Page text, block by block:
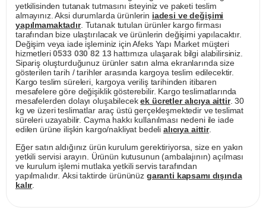
yetkilisinden tutanak tutmasını isteyiniz ve paketi teslim
almayınız. Aksi durumlarda ürünlerin iadesi ve değişimi
yapılmamaktadır. Tutanak tutulan ürünler kargo firması
tarafından bize ulaştırılacak ve ürünlerin değişimi yapılacaktır.
Değişim veya iade işleminiz için Afeks Yapı Market müşteri
hizmetleri0533 030 82 13hattımıza ulaşarak bilgi alabilirsiniz.
Sipariş oluşturduğunuz ürünler satın alma ekranlarında size
gösterilen tarih / tarihler arasında kargoya teslim edilecektir.
Kargo teslim süreleri, kargoya veriliş tarihinden itibaren
mesafelere göre değişiklik gösterebilir. Kargo teslimatlarında
mesafelerden dolayı oluşabilecekek ücretler alıcıya aittir. 30
kg ve üzeri teslimatlar araç üstü gerçekleşmektedir ve teslimat
süreleri uzayabilir. Cayma hakkı kullanılması nedeni ile iade
edilen ürüne ilişkin kargo/nakliyat bedeli alıcıya aittir.
Eğer satın aldığınız ürün kurulum gerektiriyorsa, size en yakın
yetkili servisi arayın. Ürünün kutusunun (ambalajının) açılması
ve kurulum işlemi mutlaka yetkili servis tarafından
yapılmalıdır. Aksi taktirde ürününüz garanti kapsamı dışında
kalır.